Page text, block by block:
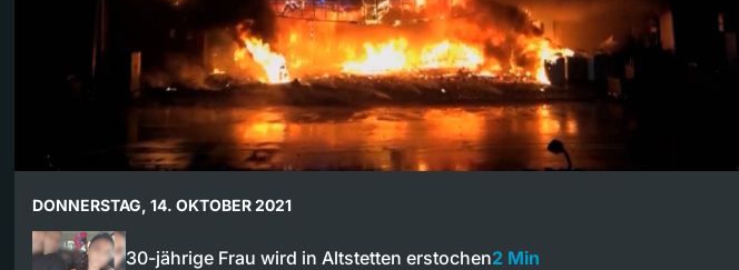
DONNERSTAG, 14. OKTOBER 2021
30-jährige Frau wird in Altstetten erstochen2 Min